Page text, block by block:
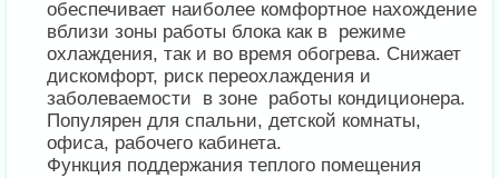
обеспечивает наиболее комфортное нахождение
вблизи зоны работы блока как в режиме
охлаждения, так и во время обогрева. Снижает
дискомфорт, риск переохлаждения и
заболеваемости в зоне работы кондиционера.
Популярен для спальни, детской комнаты,
офиса, рабочего кабинета.
Функция поддержания теплого помещения